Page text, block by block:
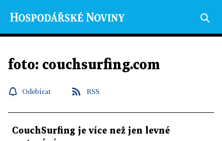
foto: couchsurfing.com
Odebírat RSS
CouchSurfing je více než jen levné